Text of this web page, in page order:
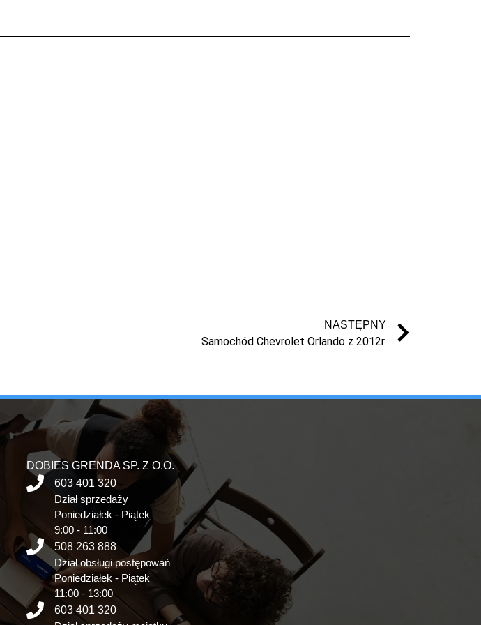
NASTĘPNY
Samochód Chevrolet Orlando z 2012r.
DOBIES GRENDA SP. Z O.O.
603 401 320
Dział sprzedaży
Poniedziałek - Piątek
9:00 - 11:00
508 263 888
Dział obsługi postępowań
Poniedziałek - Piątek
11:00 - 13:00
603 401 320